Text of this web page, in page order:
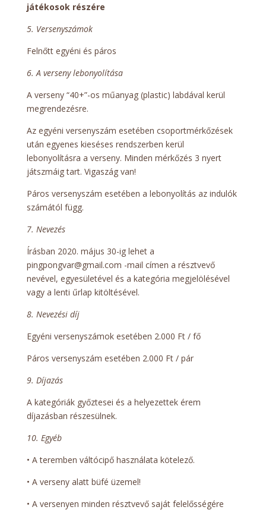
játékosok részére
5. Versenyszámok
Felnőtt egyéni és páros
6. A verseny lebonyolítása
A verseny “40+”-os műanyag (plastic) labdával kerül
megrendezésre.
Az egyéni versenyszám esetében csoportmérkőzések
után egyenes kieséses rendszerben kerül
lebonyolításra a verseny. Minden mérkőzés 3 nyert
játszmáig tart. Vigaszág van!
Páros versenyszám esetében a lebonyolítás az indulók
számától függ.
7. Nevezés
Írásban 2020. május 30-ig lehet a
pingpongvar@gmail.com -mail címen a résztvevő
nevével, egyesületével és a kategória megjelölésével
vagy a lenti űrlap kitöltésével.
8. Nevezési díj
Egyéni versenyszámok esetében 2.000 Ft / fő
Páros versenyszám esetében 2.000 Ft / pár
9. Díjazás
A kategóriák győztesei és a helyezettek érem
díjazásban részesülnek.
10. Egyéb
• A teremben váltócipő használata kötelező.
• A verseny alatt büfé üzemel!
• A versenyen minden résztvevő saját felelősségére